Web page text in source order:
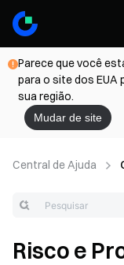
Parece que você
para o site dos
sua região.
Mudar de site
Central de Ajuda
Risco e